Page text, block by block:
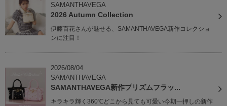
SAMANTHAVEGA
2026 Autumn Collection
伊藤百花さんが魅せる、SAMANTHAVEGA新作コレクショ
ンに注目！
2026/08/04
SAMANTHAVEGA
SAMANTHAVEGA新作プリズムフラッ...
キラキラ輝く360℃どこから見ても可愛い今期一押しの新作